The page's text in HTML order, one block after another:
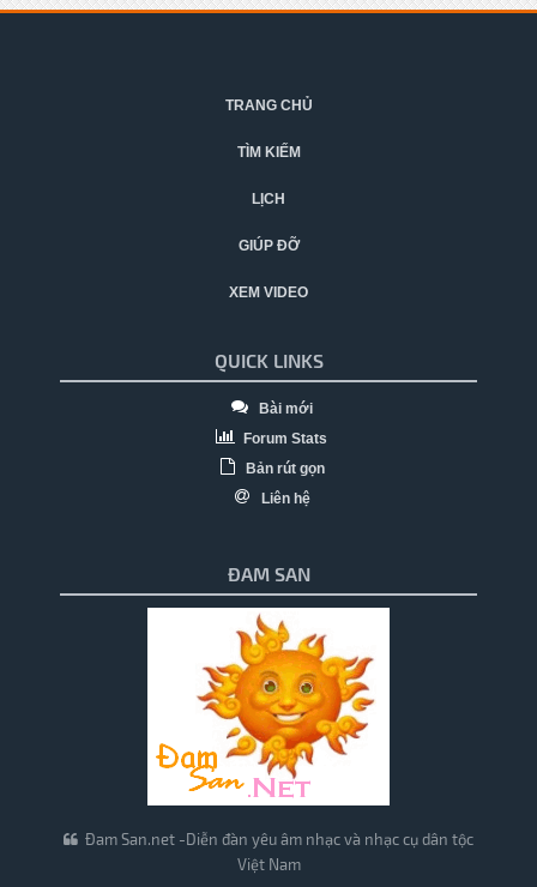
TRANG CHỦ
TÌM KIẾM
LỊCH
GIÚP ĐỠ
XEM VIDEO
QUICK LINKS
Bài mới
Forum Stats
Bản rút gọn
Liên hệ
ĐAM SAN
Đam San.net -Diễn đàn yêu âm nhạc và nhạc cụ dân tộc
Việt Nam